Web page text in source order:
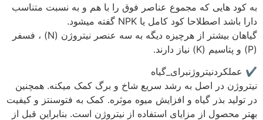
به کود هایی که مجموع عناصر فوق را با هم و به نسبت متناسب
دارا باشد اصطلاحا کود کامل یا NPK گفته میشود.
گیاهان بیشتر از هرچیزه دیگه به سه عنصر نیتروژن (N) ، فسفر
(P) و پتاسیم (K) نیاز دارند.
✔️ عملکردنیتروژنبرای_گیاه
نیتروژن در اصل به رشد سریع شاخ و برگ کمک میکنه. همچنین
در تولید بذر گیاه و افزایش میوه موثره. کمک به فتوسنتز و کیفیت
بهتر محصول از مزایای استفاده از نیتروژن است. بنابراين قبل از